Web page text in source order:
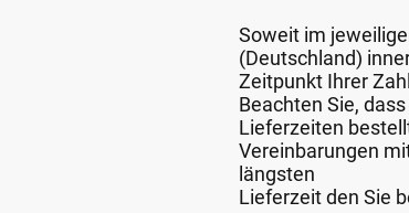
Soweit im
(Deutschland)
Zeitpunkt Ihrer
Beachten Sie,
Lieferzeiten
Vereinbarungen
längsten
Lieferzeit den Sie